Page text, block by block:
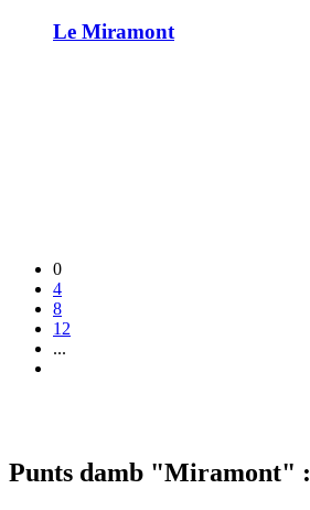
Le Miramont
0
4
8
12
...
Punts damb "Miramont" :